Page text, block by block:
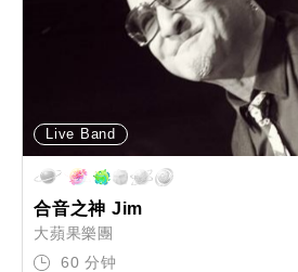
Live Band
合音之神 Jim
大蘋果樂團
60 分钟